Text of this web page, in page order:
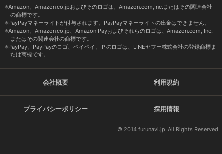
Amazon、Amazon.co.jpおよびそのロゴは、Amazon.com,Inc.またはその関連会社
の商標です。
PayPayマネーライトが付与されます。PayPayマネーライトの出金はできません。
Amazon、Amazon.co.jp、Amazon Payおよびそれらのロゴは、Amazon.com, Inc.
またはその関連会社の商標です。
PayPay、PayPayのロゴ、ペイペイ、Ｐのロゴは、LINEヤフー株式会社の登録商標ま
たは商標です。
会社概要 利用規約
プライバシーポリシー 採用情報
© 2014 furunavi.jp, All Rights Reserved.